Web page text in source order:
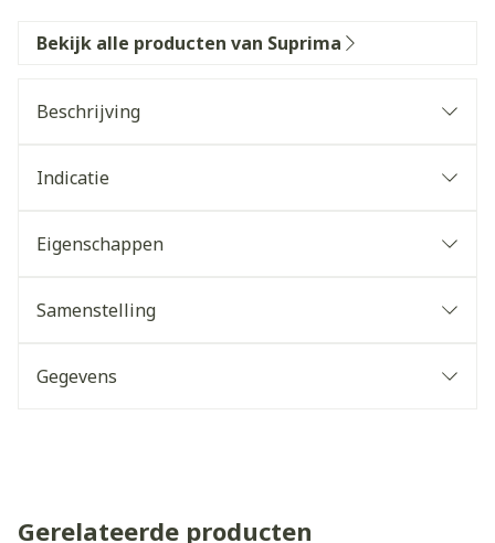
Bekijk alle producten van Suprima
Beschrijving
Indicatie
Eigenschappen
Samenstelling
Gegevens
Gerelateerde producten